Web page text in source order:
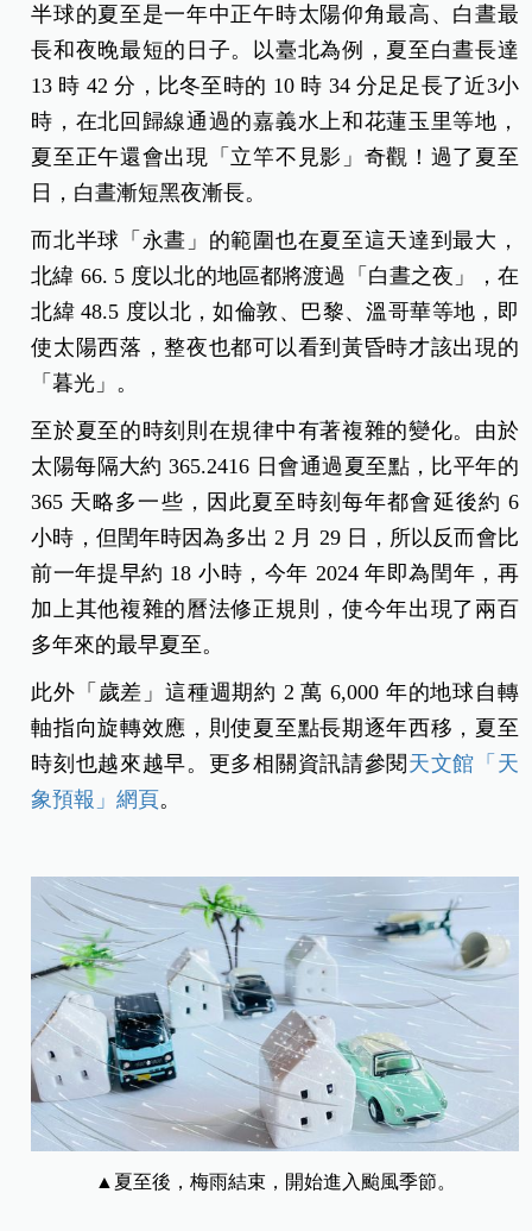
半球的夏至是一年中正午時太陽仰角最高、白晝最
長和夜晚最短的日子。以臺北為例，夏至白晝長達
13 時 42 分，比冬至時的 10 時 34 分足足長了近3小
時，在北回歸線通過的嘉義水上和花蓮玉里等地，
夏至正午還會出現「立竿不見影」奇觀！過了夏至
日，白晝漸短黑夜漸長。
而北半球「永晝」的範圍也在夏至這天達到最大，
北緯 66. 5 度以北的地區都將渡過「白晝之夜」，在
北緯 48.5 度以北，如倫敦、巴黎、溫哥華等地，即
使太陽西落，整夜也都可以看到黃昏時才該出現的
「暮光」。
至於夏至的時刻則在規律中有著複雜的變化。由於
太陽每隔大約 365.2416 日會通過夏至點，比平年的
365 天略多一些，因此夏至時刻每年都會延後約 6
小時，但閏年時因為多出 2 月 29 日，所以反而會比
前一年提早約 18 小時，今年 2024 年即為閏年，再
加上其他複雜的曆法修正規則，使今年出現了兩百
多年來的最早夏至。
此外「歲差」這種週期約 2 萬 6,000 年的地球自轉
軸指向旋轉效應，則使夏至點長期逐年西移，夏至
時刻也越來越早。更多相關資訊請參閱 天文館「天
象預報」網頁。
▲夏至後，梅雨結束，開始進入颱風季節。